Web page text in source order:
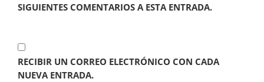
SIGUIENTES COMENTARIOS A ESTA ENTRADA.
RECIBIR UN CORREO ELECTRÓNICO CON CADA
NUEVA ENTRADA.